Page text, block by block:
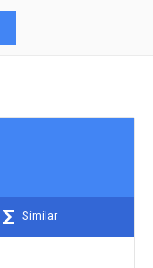
Similar